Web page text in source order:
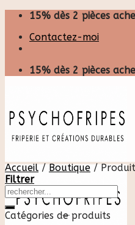
Skip
content
15% dès 2 pièces
Contactez-moi
15% dès 2 pièces
Accueil / Boutique /
Filtrer
Catégories de produits